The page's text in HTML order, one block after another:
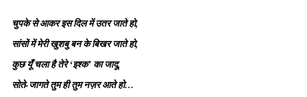
चुपके से आकर इस दिल में उतर जाते हो,
सांसों में मेरी खुशबु बन के बिखर जाते हो,
कुछ यूँ चला है तेरे ‘इश्क’ का जादू,
सोते-जागते तुम ही तुम नज़र आते हो…